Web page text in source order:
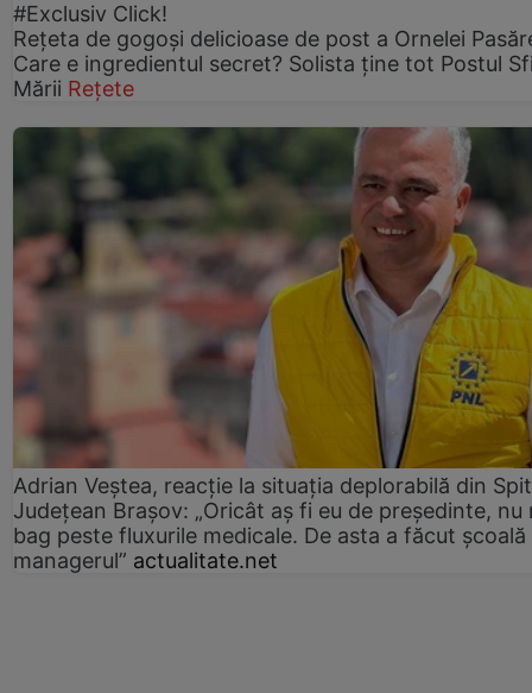
#Exclusiv Click!
Rețeta de gogoşi delicioase de post a Ornelei
Care e ingredientul secret? Solista ține tot Postul
Mării Rețete
Adrian Veștea, reacție la situația deplorabilă din
Județean Brașov: „Oricât aș fi eu de președinte, nu
bag peste fluxurile medicale. De asta a făcut școală
managerul” actualitate.net